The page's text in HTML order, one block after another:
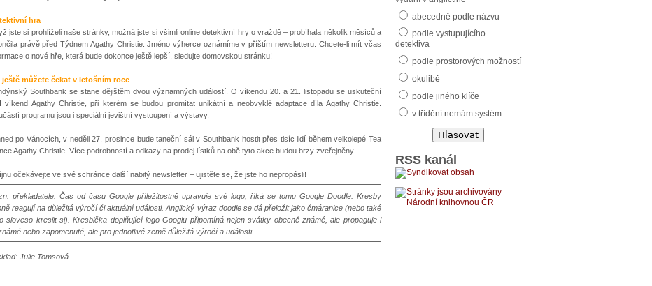
hra
jste si prohlíželi naše stránky, možná jste si všimli online detektivní hry o vraždě – probíhala několik měsíců a
právě před Týdnem Agathy Christie. Jméno výherce oznámíme v příštím newsletteru. Chcete-li mít včas
o nové hře, která bude dokonce ještě lepší, sledujte domovskou stránku!
ještě můžete čekat v letošním roce
Southbank se stane dějištěm dvou významných událostí. O víkendu 20. a 21. listopadu se uskuteční
víkend Agathy Christie, při kterém se budou promítat unikátní a neobvyklé adaptace díla Agathy Christie.
programu jsou i speciální jevištní vystoupení a výstavy.
po Vánocích, v neděli 27. prosince bude taneční sál v Southbank hostit přes tisíc lidí během velkolepé Tea
Agathy Christie. Více podrobností a odkazy na prodej lístků na obě tyto akce budou brzy zveřejněny.
očekávejte ve své schránce další nabitý newsletter – ujistěte se, že jste ho nepropásli!
překladatele: Čas od času Google příležitostně upravuje své logo, říká se tomu Google Doodle. Kresby
reagují na důležitá výročí či aktuální události. Anglický výraz doodle se dá přeložit jako čmáranice (nebo také
sloveso kreslit si). Kresbička doplňující logo Googlu připomíná nejen svátky obecně známé, ale propaguje i
nebo zapomenuté, ale pro jednotlivé země důležitá výročí a události
Julie Tomsová
abecedně podle názvu
podle vystupujícího
detektiva
podle prostorových možností
okulibě
podle jiného klíče
v třídění nemám systém
RSS kanál